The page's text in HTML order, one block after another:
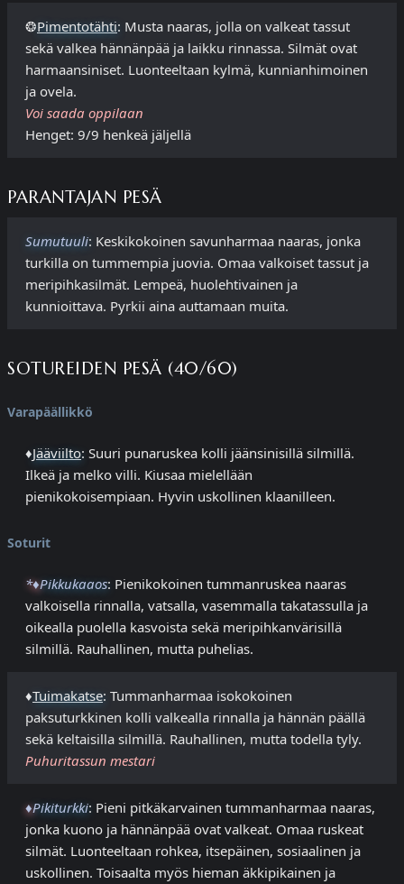
❂Pimentotähti: Musta naaras, jolla on valkeat tassut
sekä valkea hännänpää ja laikku rinnassa. Silmät ovat
harmaansiniset. Luonteeltaan kylmä, kunnianhimoinen
ja ovela.
Voi saada oppilaan
Henget: 9/9 henkeä jäljellä
PARANTAJAN PESÄ
Sumutuuli: Keskikokoinen savunharmaa naaras, jonka
turkilla on tummempia juovia. Omaa valkoiset tassut ja
meripihkasilmät. Lempeä, huolehtivainen ja
kunnioittava. Pyrkii aina auttamaan muita.
SOTUREIDEN PESÄ (40/60)
Varapäällikkö
♦Jääviilto: Suuri punaruskea kolli jäänsinisillä silmillä.
Ilkeä ja melko villi. Kiusaa mielellään
pienikokoisempiaan. Hyvin uskollinen klaanilleen.
Soturit
*♦Pikkukaaos: Pienikokoinen tummanruskea naaras
valkoisella rinnalla, vatsalla, vasemmalla takatassulla ja
oikealla puolella kasvoista sekä meripihkanvärisillä
silmillä. Rauhallinen, mutta puhelias.
♦Tuimakatse: Tummanharmaa isokokoinen
paksuturkkinen kolli valkealla rinnalla ja hännän päällä
sekä keltaisilla silmillä. Rauhallinen, mutta todella tyly.
Puhuritassun mestari
♦Pikiturkki: Pieni pitkäkarvainen tummanharmaa naaras,
jonka kuono ja hännänpää ovat valkeat. Omaa ruskeat
silmät. Luonteeltaan rohkea, itsepäinen, sosiaalinen ja
uskollinen. Toisaalta myös hieman äkkipikainen ja